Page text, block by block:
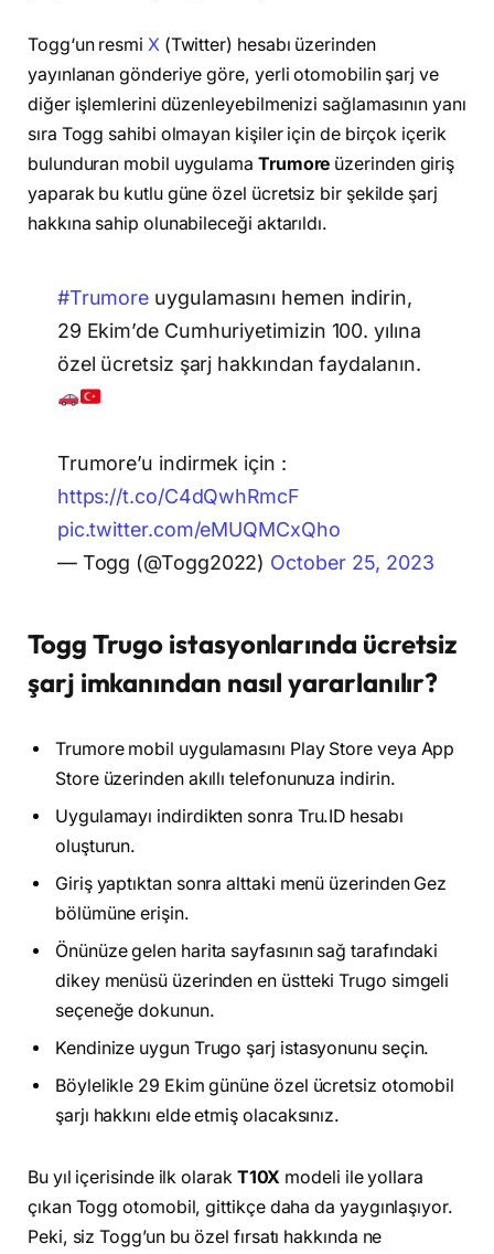
Togg‘un resmi X(Twitter) hesabı üzerinden
yayınlanan gönderiye göre, yerli otomobilin şarj ve
diğer işlemlerini düzenleyebilmenizi sağlamasının yanı
sıra Togg sahibi olmayan kişiler için de birçok içerik
bulunduran mobil uygulama Trumore üzerinden giriş
yaparak bu kutlu güne özel ücretsiz bir şekilde şarj
hakkına sahip olunabileceği aktarıldı.
#Trumore uygulamasını hemen indirin,
29 Ekim’de Cumhuriyetimizin 100. yılına
özel ücretsiz şarj hakkından faydalanın.
Trumore’u indirmek için :
https://t.co/C4dQwhRmcF
pic.twitter.com/eMUQMCxQho
— Togg (@Togg2022) October 25, 2023
Togg Trugo istasyonlarında ücretsiz
şarj imkanından nasıl yararlanılır?
Trumore mobil uygulamasını Play Store veya App
Store üzerinden akıllı telefonunuza indirin.
Uygulamayı indirdikten sonra Tru.ID hesabı
oluşturun.
Giriş yaptıktan sonra alttaki menü üzerinden Gez
bölümüne erişin.
Önünüze gelen harita sayfasının sağ tarafındaki
dikey menüsü üzerinden en üstteki Trugo simgeli
seçeneğe dokunun.
Kendinize uygun Trugo şarj istasyonunu seçin.
Böylelikle 29 Ekim gününe özel ücretsiz otomobil
şarjı hakkını elde etmiş olacaksınız.
Bu yıl içerisinde ilk olarak T10X modeli ile yollara
çıkan Togg otomobil, gittikçe daha da yaygınlaşıyor.
Peki, siz Togg’un bu özel fırsatı hakkında ne